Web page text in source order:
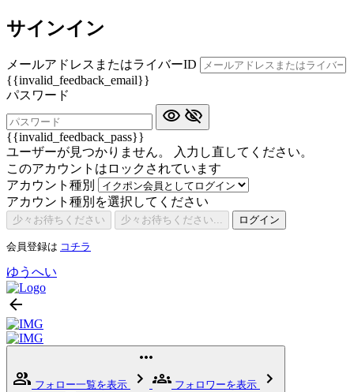
サインイン
メールアドレスまたはライバーID
{{invalid_feedback_email}}
パスワード
{{invalid_feedback_pass}}
ユーザーが見つかりません。 入力し直してください。
このアカウントはロックされています
アカウント種別
アカウント種別を選択してください
少々お待ちください 少々お待ちください... ログイン
会員登録は コチラ
ゆうへい
フォロー一覧を表示
フォロワーを表示